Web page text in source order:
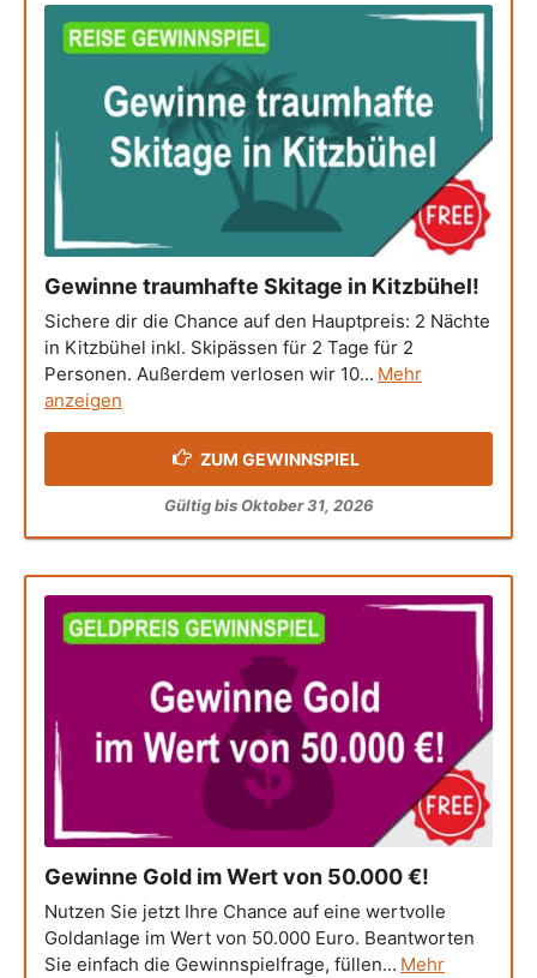
Gewinne traumhafte Skitage in Kitzbühel!
Sichere dir die Chance auf den Hauptpreis: 2 Nächte
in Kitzbühel inkl. Skipässen für 2 Tage für 2
Personen. Außerdem verlosen wir 10... Mehr
anzeigen
ZUM GEWINNSPIEL
Gültig bis Oktober 31, 2026
Gewinne Gold im Wert von 50.000 €!
Nutzen Sie jetzt Ihre Chance auf eine wertvolle
Goldanlage im Wert von 50.000 Euro. Beantworten
Sie einfach die Gewinnspielfrage, füllen... Mehr